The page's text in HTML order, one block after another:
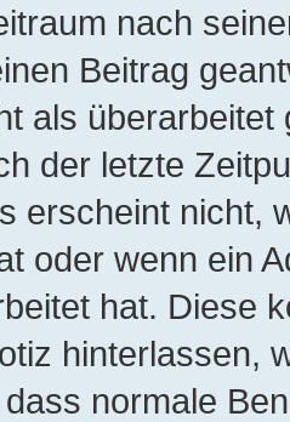
nach
Beitrag
als
der letzte
erscheint nicht,
oder wenn ein
hat. Diese
hinterlassen,
normale